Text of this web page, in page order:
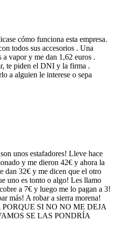
cómo funciona esta empresa.
todos sus accesorios . Una
vapor y me dan 1,62 euros .
te piden el DNI y la firma .
a alguien le interese o sepa
unos estafadores! Lleve hace
y me dieron 42€ y ahora la
dan 32€ y me dicen que el otro
uno es tonto o algo! Les llamo
a 7€ y luego me lo pagan a 3!
más! A robar a sierra morena!
SI NO NO ME DEJA
SE LAS PONDRÍA